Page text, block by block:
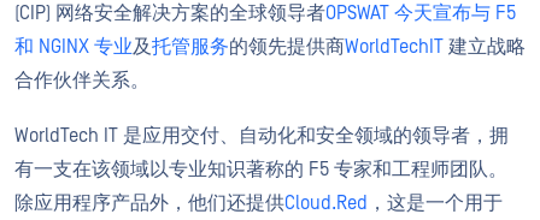
(CIP) 网络安全解决方案的全球领导者OPSWAT 今天宣布与 F5
和 NGINX 专业及托管服务的领先提供商WorldTechIT 建立战略
合作伙伴关系。
WorldTech IT 是应用交付、自动化和安全领域的领导者，拥
有一支在该领域以专业知识著称的 F5 专家和工程师团队。
除应用程序产品外，他们还提供Cloud.Red ，这是一个用于